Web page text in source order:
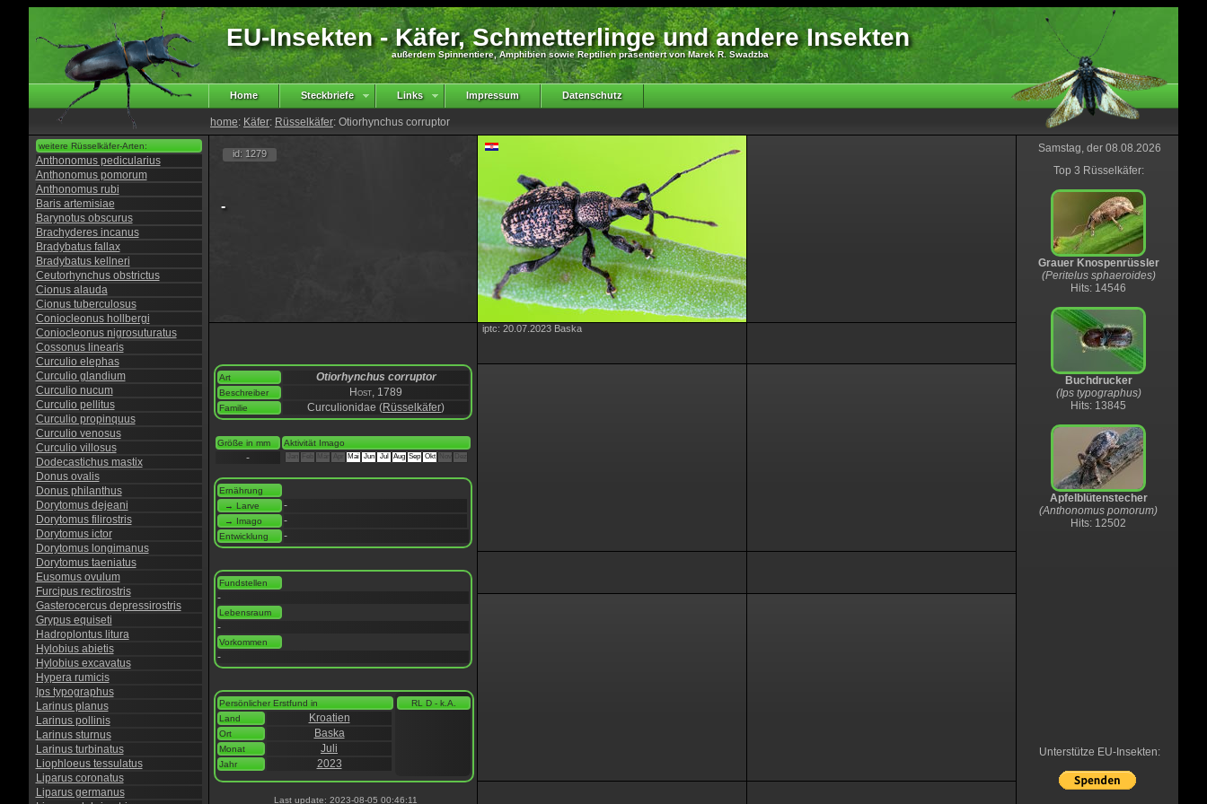
EU-Insekten - Käfer, Schmetterlinge und andere Insekten
außerdem Spinnentiere, Amphibien sowie Reptilien präsentiert von Marek R. Swadzba
Home Steckbriefe Links Impressum Datenschutz
home: Käfer: Rüsselkäfer: Otiorhynchus corruptor
weitere Rüsselkäfer-Arten:
Anthonomus pedicularius
Anthonomus pomorum
Anthonomus rubi
Baris artemisiae
Barynotus obscurus
Brachyderes incanus
Bradybatus fallax
Bradybatus kellneri
Ceutorhynchus obstrictus
Cionus alauda
Cionus tuberculosus
Coniocleonus hollbergi
Coniocleonus nigrosuturatus
Cossonus linearis
Curculio elephas
Curculio glandium
Curculio nucum
Curculio pellitus
Curculio propinquus
Curculio venosus
Curculio villosus
Dodecastichus mastix
Donus ovalis
Donus philanthus
Dorytomus dejeani
Dorytomus filirostris
Dorytomus ictor
Dorytomus longimanus
Dorytomus taeniatus
Eusomus ovulum
Furcipus rectirostris
Gasterocercus depressirostris
Grypus equiseti
Hadroplontus litura
Hylobius abietis
Hylobius excavatus
Hypera rumicis
Ips typographus
Larinus planus
Larinus pollinis
Larinus sturnus
Larinus turbinatus
Liophloeus tessulatus
Liparus coronatus
Liparus germanus
id: 1279
-
Art Otiorhynchus corruptor
Beschreiber Host, 1789
Familie Curculionidae (Rüsselkäfer)
Größe in mm Aktivität Imago
- Apr Mai Jun Jul Aug Sep Okt
Ernährung
→ Larve
-
→ Imago -
Entwicklung -
Fundstellen
-
Lebensraum
-
Vorkommen
-
Persönlicher Erstfund in
Land
Kroatien
Ort Baska
Monat Juli
Jahr 2023
RL D - k.A.
Last update: 2023-08-05 00:46:11
iptc: 20.07.2023 Baska
Samstag, der 08.08.2026
Top 3 Rüsselkäfer:
Grauer Knospenrüssler
(Peritelus sphaeroides)
Hits: 14546
Buchdrucker
(Ips typographus)
Hits: 13845
Apfelblütenstecher
(Anthonomus pomorum)
Hits: 12502
Unterstütze EU-Insekten: